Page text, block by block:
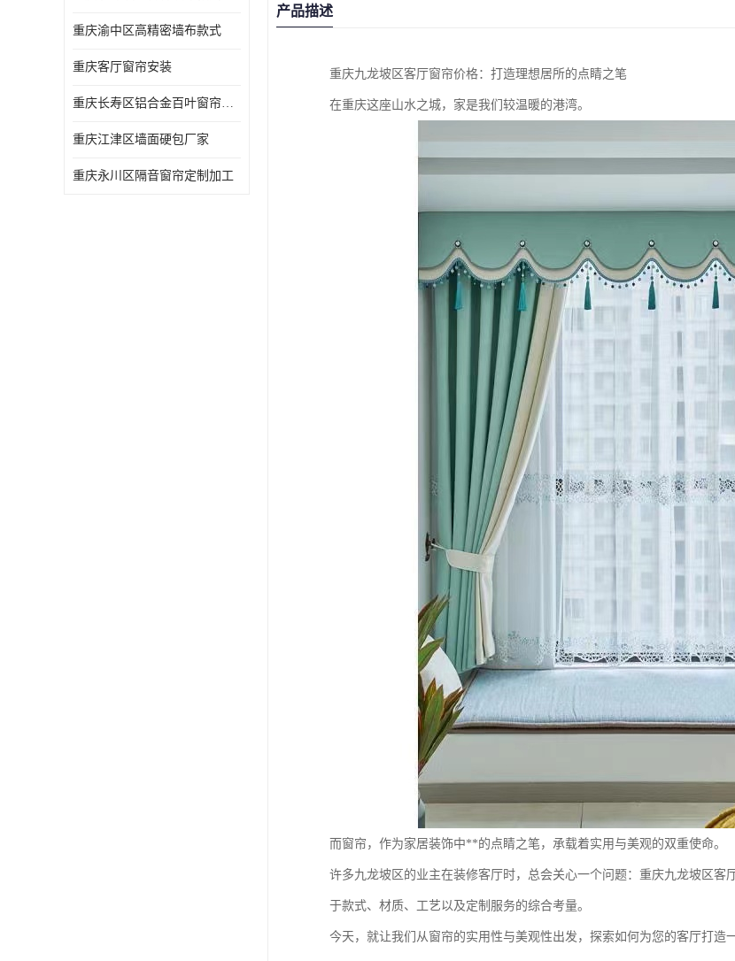
重庆渝中区高精密墙布款式
重庆客厅窗帘安装
重庆长寿区铝合金百叶窗帘价格
重庆江津区墙面硬包厂家
重庆永川区隔音窗帘定制加工
产品描述
重庆九龙坡区客厅窗帘价格：打造理想居所的点睛之笔
在重庆这座山水之城，家是我们较温暖的港湾。
而窗帘，作为家居装饰中**的点睛之笔，承载着实用与美观的双重使命。
许多九龙坡区的业主在装修客厅时，总会关心一个问题：重庆九龙坡区
于款式、材质、工艺以及定制服务的综合考量。
今天，就让我们从窗帘的实用性与美观性出发，探索如何为您的客厅打造